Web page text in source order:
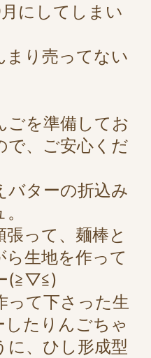
にしてしまい
まり売ってない
ごを準備してお
で、ご安心くだ
バターの折込み
って、麺棒と
生地を作って
(≧▽≦)
って下さった生
たりんごちゃ
に、ひし形成型